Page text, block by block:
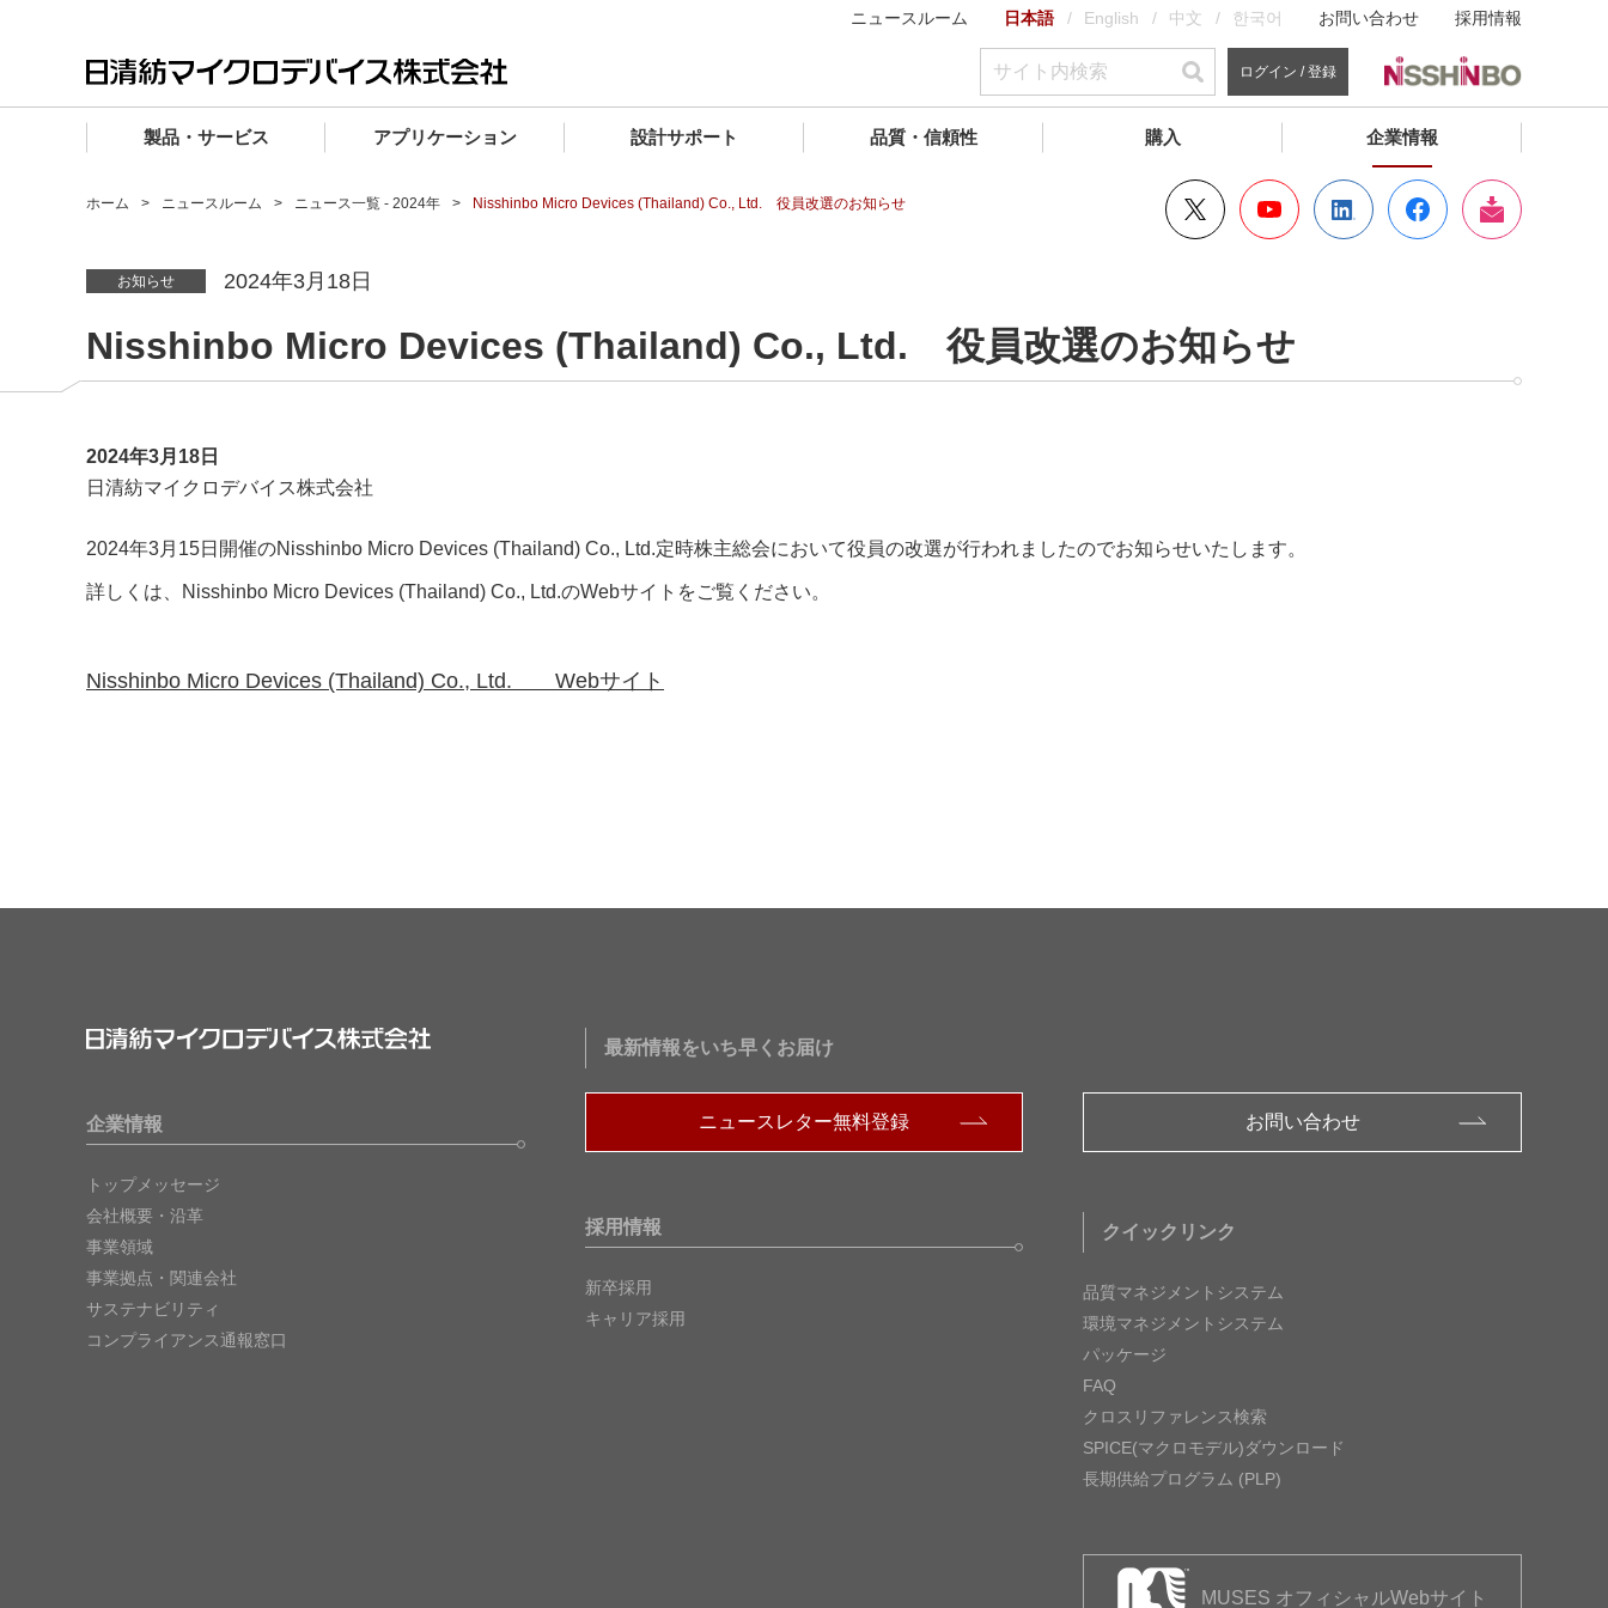
ニュースルーム 日本語 English 中文 한국어 お問い合わせ 採用情報
ログイン / 登録
製品・サービス
マイクロ波製品
ファウンドリサービス
クロスリファレンス検索
アプリケーション
車載機器向けIC
産業機器向けIC
設計サポート
マイクロ波製品
品質・信頼性
電子デバイス製品
マイクロ波製品
購入
マイクロ波製品
企業情報
企業理念
会社概要
IR情報
サステナビリティ
コンプライアンス通報窓口
ホーム ニュースルーム ニュース一覧 - 2024年 Nisshinbo Micro Devices (Thailand) Co., Ltd. 役員改選のお知らせ
お知らせ 2024年3月18日
Nisshinbo Micro Devices (Thailand) Co., Ltd. 役員改選のお知らせ
2024年3月18日
日清紡マイクロデバイス株式会社
2024年3月15日開催のNisshinbo Micro Devices (Thailand) Co., Ltd.定時株主総会において役員の改選が行われましたのでお知らせいたします。
詳しくは、Nisshinbo Micro Devices (Thailand) Co., Ltd.のWebサイトをご覧ください。
Nisshinbo Micro Devices (Thailand) Co., Ltd. Webサイト
企業情報
トップメッセージ
会社概要・沿革
事業領域
事業拠点・関連会社
サステナビリティ
コンプライアンス通報窓口
最新情報をいち早くお届け
ニュースレター無料登録
採用情報
新卒採用
キャリア採用
お問い合わせ
クイックリンク
品質マネジメントシステム
環境マネジメントシステム
パッケージ
FAQ
クロスリファレンス検索
SPICE(マクロモデル)ダウンロード
長期供給プログラム (PLP)
MUSES オフィシャルWebサイト